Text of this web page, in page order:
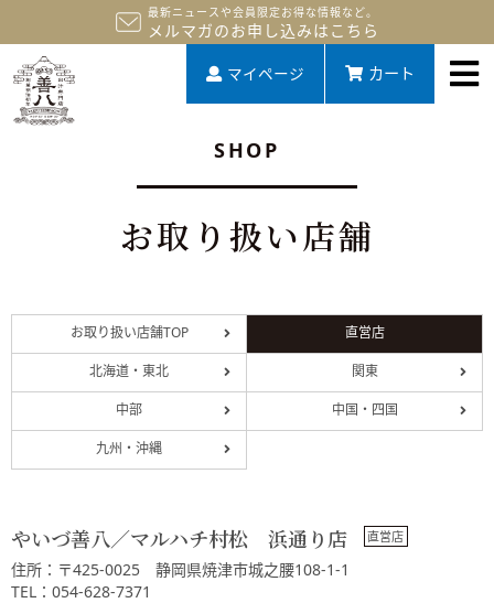
最新ニュースや会員限定お得な情報など。
メルマガのお申し込みはこちら
マイページ カート
SHOP
お取り扱い店舗
お取り扱い店舗TOP 直営店
北海道・東北 関東
中部 中国・四国
九州・沖縄
やいづ善八／マルハチ村松 浜通り店
住所：〒425-0025 静岡県焼津市城之腰108-1-1
TEL：054-628-7371